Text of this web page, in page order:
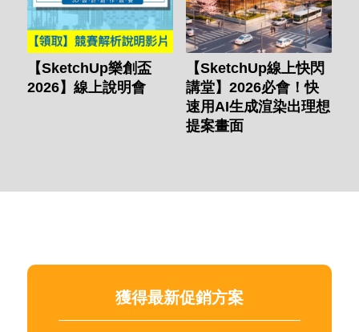
【SketchUp樂創盃
2026】線上說明會
【SketchUp線上快閃
講堂】2026必會！快
速用AI生成渲染出理想
提案畫面
獲得最新促銷方案